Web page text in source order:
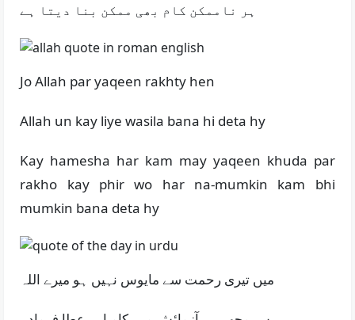
ہر ناممکن کام بھی ممکن بنا دیتا ہے
Jo Allah par yaqeen rakhty hen
Allah un kay liye wasila bana hi deta hy
Kay hamesha har kam may yaqeen khuda par
rakho kay phir wo har na-mumkin kam bhi
mumkin bana deta hy